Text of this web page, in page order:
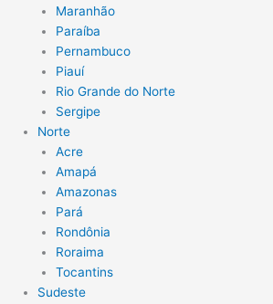
Maranhão
Paraíba
Pernambuco
Piauí
Rio Grande do Norte
Sergipe
Norte
Acre
Amapá
Amazonas
Pará
Rondônia
Roraima
Tocantins
Sudeste